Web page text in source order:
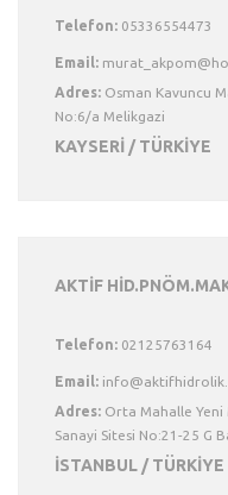
Telefon: 05336554473
Email:
Adres: Osman Kavuncu
No:6/a Melikgazi
KAYSERİ / TÜRKİYE
AKTİF
Telefon: 02125763164
Email:
Adres: Orta Mahalle Yeni
Sanayi Sitesi No:21-25 G
İSTANBUL / TÜRKİYE